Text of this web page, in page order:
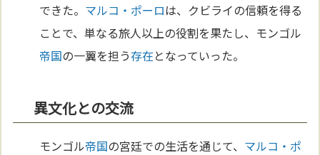
できた。 マルコ・ポーロは、クビライの信頼を得る
ことで、単なる旅人以上の役割を果たし、モンゴル
帝国の一翼を担う存在となっていった。
異文化との交流
モンゴル帝国の宮廷での生活を通じて、 マルコ・ポ